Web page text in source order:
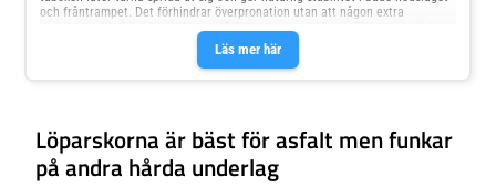
Läs mer här
och fråntrampet. Det förhindrar överpronation utan att någon extra
uppbyggnad behövs inuti skorna. Mellansulan med 10 mm EVA och noll drop
ger en perfekt balans mellan dämpning, flexibilitet och direkt
markkontaktYttersulan säkerställer ett ordentligt grepp på asfaltDen
stickade ovansidan i en sömlös design ventilerar ut
Löparskorna är bäst för asfalt men funkar
på andra hårda underlag